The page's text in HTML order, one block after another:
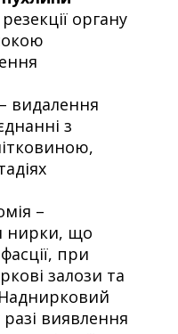
органу
видалення
з
–
нирки, що
при
залози та
Наднирковий
виявлення